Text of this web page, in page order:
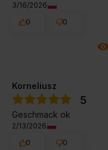
3/16/2026
0
0
Korneliusz
5
Geschmack ok
2/13/2026
0
0